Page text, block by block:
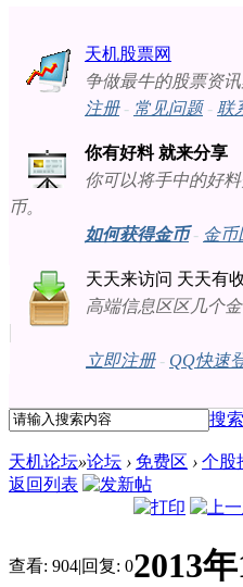
天机股票网
争做最牛的股票资
注册- 常见问题- 联
你有好料 就来分享
你可以将手中的好
币。
如何获得金币- 金币
天天来访问 天天有
高端信息区区几个
立即注册- QQ快速
搜索
天机论坛»论坛 › 免费区 › 个股
返回列表
查看: 904|回复: 02013